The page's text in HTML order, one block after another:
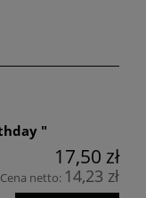
"
17,50 zł
Cena netto: 14,23 zł